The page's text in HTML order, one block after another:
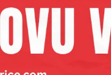
sadržaja,
pretplate.